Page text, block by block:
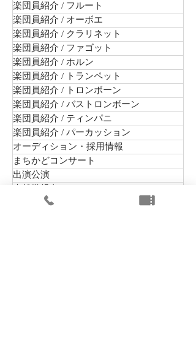
楽団員紹介 / フルート
楽団員紹介 / オーボエ
楽団員紹介 / クラリネット
楽団員紹介 / ファゴット
楽団員紹介 / ホルン
楽団員紹介 / トランペット
楽団員紹介 / トロンボーン
楽団員紹介 / バストロンボーン
楽団員紹介 / ティンパニ
楽団員紹介 / パーカッション
オーディション・採用情報
まちかどコンサート
出演公演
楽団組織情報